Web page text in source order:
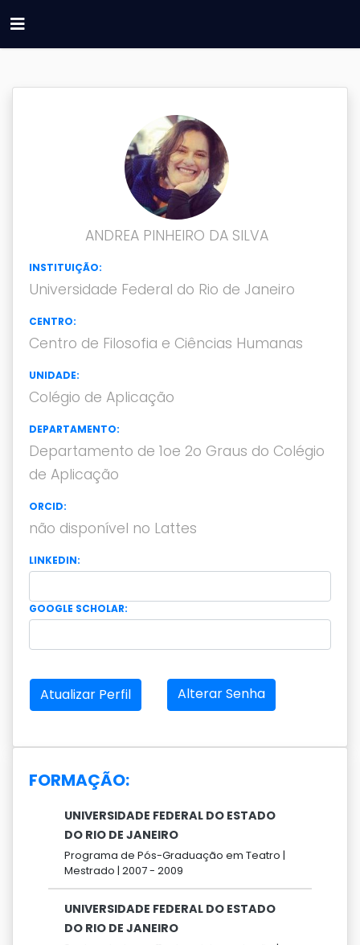
ANDREA PINHEIRO DA SILVA
INSTITUIÇÃO:
Universidade Federal do Rio de Janeiro
CENTRO:
Centro de Filosofia e Ciências Humanas
UNIDADE:
Colégio de Aplicação
DEPARTAMENTO:
Departamento de 1oe 2o Graus do Colégio
de Aplicação
ORCID:
não disponível no Lattes
LINKEDIN:
GOOGLE SCHOLAR:
Atualizar Perfil Alterar Senha
FORMAÇÃO:
UNIVERSIDADE FEDERAL DO ESTADO
DO RIO DE JANEIRO
Programa de Pós-Graduação em Teatro |
Mestrado | 2007 - 2009
UNIVERSIDADE FEDERAL DO ESTADO
DO RIO DE JANEIRO